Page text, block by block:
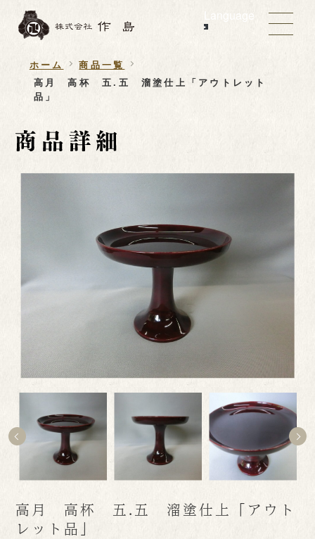
Language
ホーム
商品一覧
高月 高杯 五.五 溜塗仕上「アウトレット
品」
高月 高杯 五.五 溜塗仕上「アウト
レット品」